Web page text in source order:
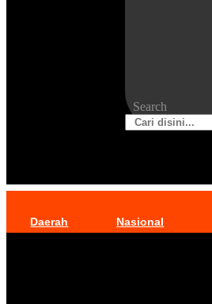
Search
Daerah Nasional